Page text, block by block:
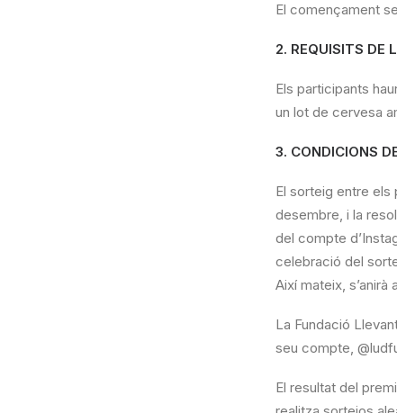
El començament
2. REQUISITS DE
Els participants
un lot de cervesa
3. CONDICIONS
El sorteig entre els
desembre, i la
del compte
celebració del
Així mateix,
La Fundació
seu compte,
El resultat del